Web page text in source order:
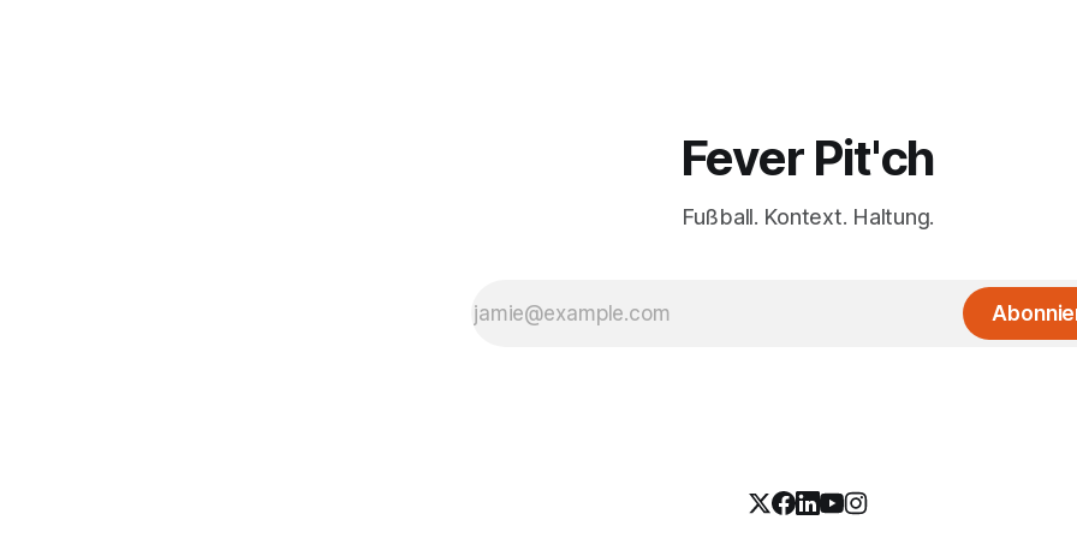
Fever Pit'ch
Fußball. Kontext. Haltung.